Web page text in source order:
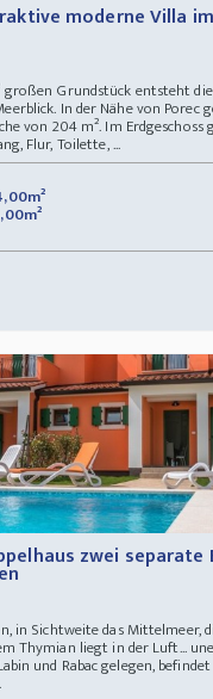
moderne Villa
Grundstück entsteht
In der Nähe von Porec
von 204 m². Im Erdgeschoss
Flur, Toilette, ...
zwei
in Sichtweite das Mittelmeer,
Thymian liegt in der Luft...
und Rabac gelegen,